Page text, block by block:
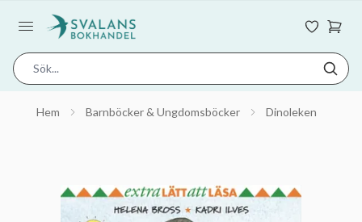
Hem Barnböcker & Ungdomsböcker Dinoleken